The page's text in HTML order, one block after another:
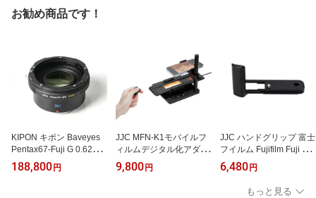
お勧め商品です！
KIPON キポン Baveyes
Pentax67-Fuji G 0.62x 焦
点距離縮小アダプター
188,800円
JJC MFN-K1モバイルフ
ィルムデジタル化アダプ
ター 35mm/120フィルム
11段調光可能 ネガをデ
9,800円
JJC ハンドグリップ 富士
フイルム Fujifilm Fuji X1
00VI HG-X100VI BK
6,480円
もっと見る